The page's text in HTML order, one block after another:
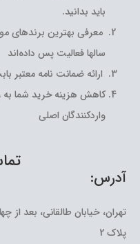
باید بدانید.
معرفی بهترین برندهای
سالها فعالیت پس داده‌اند
ارائه ضمانت نامه معتبر
کاهش هزینه خرید شما به
واردکنندگان اصلی
آدرس:
تهران، خیابان طالقانی، بعد از
پلاک 2